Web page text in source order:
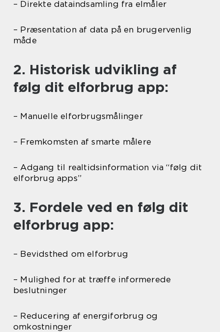
– Direkte dataindsamling fra elmåler
– Præsentation af data på en brugervenlig
måde
2. Historisk udvikling af
følg dit elforbrug app:
– Manuelle elforbrugsmålinger
– Fremkomsten af smarte målere
– Adgang til realtidsinformation via “følg dit
elforbrug apps”
3. Fordele ved en følg dit
elforbrug app:
– Bevidsthed om elforbrug
– Mulighed for at træffe informerede
beslutninger
– Reducering af energiforbrug og
omkostninger